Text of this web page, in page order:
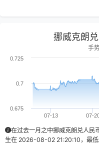
挪威克朗
手
07-13 07-
0.675
0.7
0.725
在过去一月之中挪威克朗兑人民
生在 2026-08-02 21:20:10 ，最